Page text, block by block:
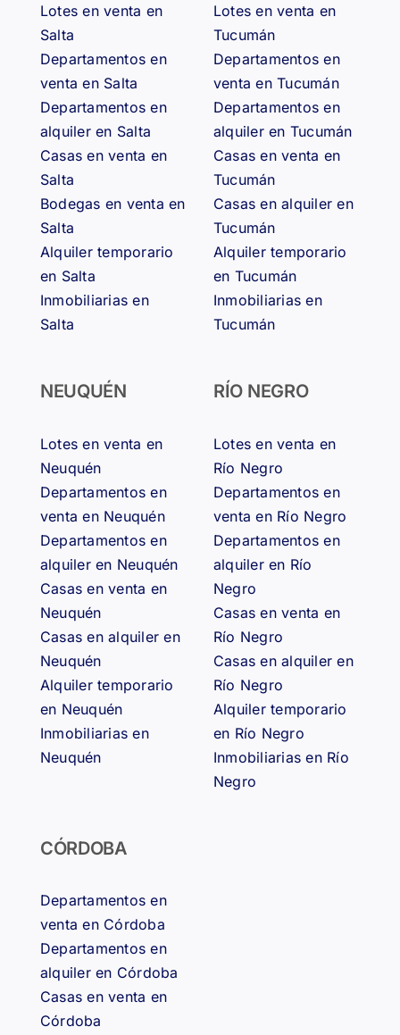
Lotes en venta en
Salta
Departamentos en
venta en Salta
Departamentos en
alquiler en Salta
Casas en venta en
Salta
Bodegas en venta en
Salta
Alquiler temporario
en Salta
Inmobiliarias en
Salta
Lotes en venta en
Tucumán
Departamentos en
venta en Tucumán
Departamentos en
alquiler en Tucumán
Casas en venta en
Tucumán
Casas en alquiler en
Tucumán
Alquiler temporario
en Tucumán
Inmobiliarias en
Tucumán
NEUQUÉN
Lotes en venta en
Neuquén
Departamentos en
venta en Neuquén
Departamentos en
alquiler en Neuquén
Casas en venta en
Neuquén
Casas en alquiler en
Neuquén
Alquiler temporario
en Neuquén
Inmobiliarias en
Neuquén
RÍO NEGRO
Lotes en venta en
Río Negro
Departamentos en
venta en Río Negro
Departamentos en
alquiler en Río
Negro
Casas en venta en
Río Negro
Casas en alquiler en
Río Negro
Alquiler temporario
en Río Negro
Inmobiliarias en Río
Negro
CÓRDOBA
Departamentos en
venta en Córdoba
Departamentos en
alquiler en Córdoba
Casas en venta en
Córdoba